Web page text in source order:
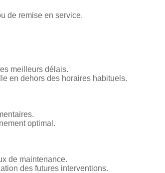
de remise en service.
meilleurs délais.
en dehors des horaires habituels.
optimal.
de maintenance.
des futures interventions.